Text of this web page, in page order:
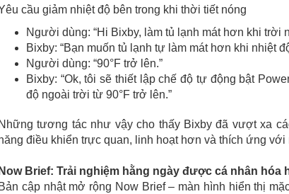
cầu giảm nhiệt độ bên trong khi thời tiết nóng
Người dùng: “Hi Bixby, làm tủ lạnh mát hơn khi trời
Bixby: “Bạn muốn tủ lạnh tự làm mát hơn khi nhiệt
Người dùng: “90°F trở lên.”
Bixby: “Ok, tôi sẽ thiết lập chế độ tự động bật
độ ngoài trời từ 90°F trở lên.”
Những tương tác như vậy cho thấy Bixby đã vượt xa
điều khiển trực quan, linh hoạt hơn và thích ứng với
Now Brief: Trải nghiệm hằng ngày được cá nhân hóa
Bản cập nhật mở rộng Now Brief – màn hình hiển thị